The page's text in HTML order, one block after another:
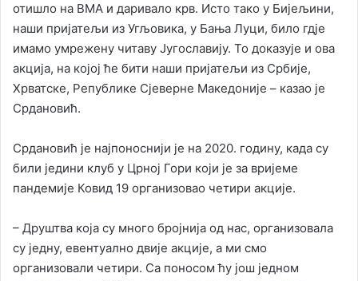
отишло на ВМА и даривало крв. Исто тако у Бијељини,
наши пријатељи из Угљовика, у Бања Луци, било гдје
имамо умрежену читаву Југославију. То доказује и ова
акција, на којој ће бити наши пријатељи из Србије,
Хрватске, Републике Сјеверне Македоније – казао је
Срдановић.
Срдановић је најпоноснији је на 2020. годину, када су
били једини клуб у Црној Гори који је за вријеме
пандемије Ковид 19 организовао четири акције.
– Друштва која су много бројнија од нас, организовала
су једну, евентуално двије акције, а ми смо
организовали четири. Са поносом ћу још једном